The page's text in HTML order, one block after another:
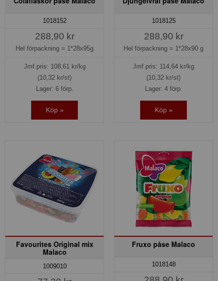
1018152
288,90 kr
Hel förpackning = 1*28x95g
Jmf.pris: 108,61
kr/kg
(10,32 kr/st)
Lager: 6 förp.
Köp »
1018125
288,90 kr
Hel förpackning = 1*28x90 g
Jmf.pris: 114,64 kr/kg
(10,32 kr/st)
Lager: 4 förp.
Köp »
Favourites Original mix
Malaco
1009010
Fruxo påse Malaco
1018148